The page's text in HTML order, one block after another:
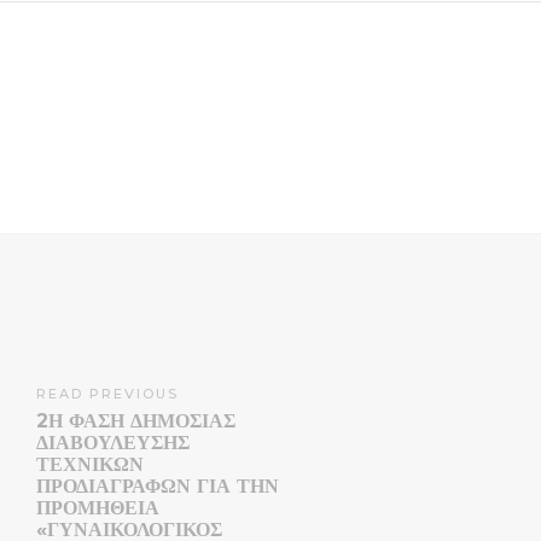
READ PREVIOUS
2Η ΦΑΣΗ ΔΗΜΟΣΙΑΣ
ΔΙΑΒΟΥΛΕΥΣΗΣ
ΤΕΧΝΙΚΩΝ
ΠΡΟΔΙΑΓΡΑΦΩΝ ΓΙΑ ΤΗΝ
ΠΡΟΜΗΘΕΙΑ
«ΓΥΝΑΙΚΟΛΟΓΙΚΟΣ